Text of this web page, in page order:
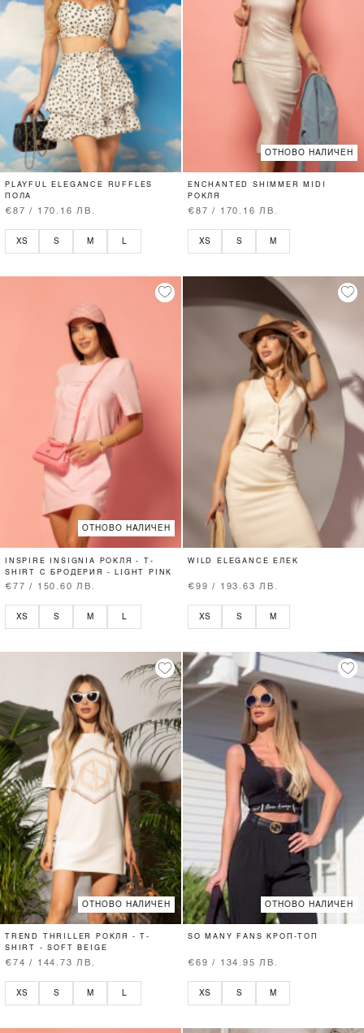
PLAYFUL ELEGANCE RUFFLES
ПОЛА
€87 / 170.16 ЛВ.
XS S M
ОТНОВО НАЛИЧЕН
ENCHANTED SHIMMER MIDI
РОКЛЯ
€87 / 170.16 ЛВ.
XS S M
ОТНОВО НАЛИЧЕН
INSPIRE INSIGNIA РОКЛЯ - T-
SHIRT С БРОДЕРИЯ - LIGHT PINK
€77 / 150.60 ЛВ.
XS S M L
WILD ELEGANCE ЕЛЕК
€99 / 193.63 ЛВ.
XS S M
ОТНОВО НАЛИЧЕН
TREND THRILLER РОКЛЯ - T-
SHIRT - SOFT BEIGE
€74 / 144.73 ЛВ.
XS S M
ОТНОВО НАЛИЧЕН
SO MANY FANS КРОП-ТОП
€69 / 134.95 ЛВ.
XS S M